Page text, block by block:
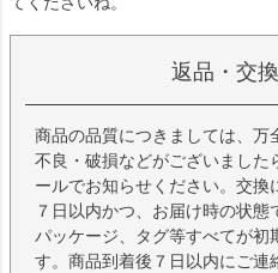
返品・交
商品の品質につきましては、万
不良・破損などがございました
ールでお知らせください。交換
７日以内かつ、お届け時の状態
パッケージ、タグ等すべてが初
す。商品到着後７日以内にご連